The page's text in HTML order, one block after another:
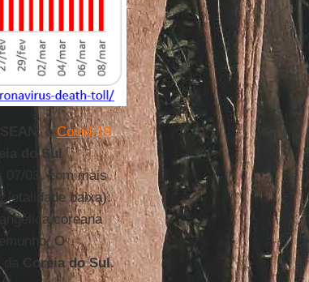
, o Covid-19
do Sul
07/03, com mais
letalidade baixa).
coreana
O
Coreia do Sul.